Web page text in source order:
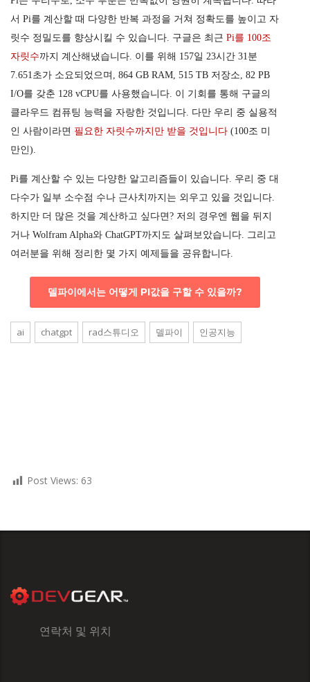
서 Pi를 계산할 때 다양한 반복 과정을 거쳐 정확도를 높이고 자
릿수 정밀도를 향상시킬 수 있습니다. 구글은 최근 Pi를 100조
자릿수까지 계산해냈습니다. 이를 위해 157일 23시간 31분
7.651초가 소요되었으며, 864 GB RAM, 515 TB 저장소, 82 PB
I/O를 갖춘 128 vCPU를 사용했습니다. 이 기회를 통해 구글의
클라우드 컴퓨팅 능력을 자랑한 것입니다. 다만 우리 중 실용적
인 사람이라면 필요한 자릿수까지만 받을 것입니다 (100조 미
만인).
Pi를 계산할 수 있는 다양한 알고리즘들이 있습니다. 우리 중 대
다수가 일부 소수점 수나 근사치까지는 외우고 있을 것입니다.
하지만 더 많은 것을 계산하고 싶다면? 저의 경우엔 웹을 뒤지
거나 Wolfram Alpha와 ChatGPT까지도 살펴보았습니다. 그리고
여러분을 위해 정리한 몇 가지 예제들을 공유합니다.
델파이에서는 어떻게 PI값을 구할 수 있을까?
ai chatgpt rad스튜디오 델파이 인공지능
Post Views: 63
연락처 및 위치